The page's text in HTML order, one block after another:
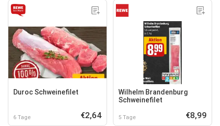
Duroc Schweinefilet
6 Tage €2,64
Wilhelm Brandenburg
Schweinefilet
5 Tage €8,99